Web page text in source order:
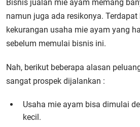
Bisnis jualan mie ayam memang
namun juga ada resikonya. Terdapat
kekurangan usaha mie ayam yang
sebelum memulai bisnis ini.
Nah, berikut beberapa alasan
sangat prospek dijalankan :
Usaha mie ayam bisa dimulai
kecil.